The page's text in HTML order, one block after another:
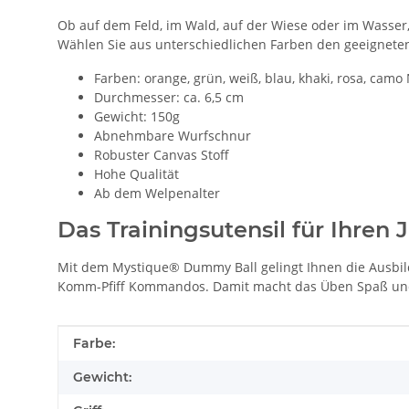
Ob auf dem Feld, im Wald, auf der Wiese oder im
Wählen Sie aus unterschiedlichen Farben den
Farben: orange, grün, weiß, blau, khaki, rosa,
Durchmesser: ca. 6,5 cm
Gewicht: 150g
Abnehmbare Wurfschnur
Robuster Canvas Stoff
Hohe Qualität
Ab dem Welpenalter
Das Trainingsutensil für Ihren
Mit dem Mystique® Dummy Ball gelingt Ihnen die
Komm-Pfiff Kommandos. Damit macht das Üben Spaß
Produkteigenschaft
Wert
Farbe:
Gewicht: